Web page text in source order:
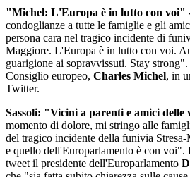
"Michel: L'Europa è in lutto con voi"
condoglianze a tutte le famiglie e gli
persona cara nel tragico incidente di
Maggiore. L'Europa è in lutto con voi.
guarigione ai sopravvissuti. Stay
Consiglio europeo, Charles Michel, in
Twitter.
Sassoli: "Vicini a parenti e amici delle
momento di dolore, mi stringo alle
del tragico incidente della funivia
e quello dell'Europarlamento è con voi".
tweet il presidente dell'Europarlamento